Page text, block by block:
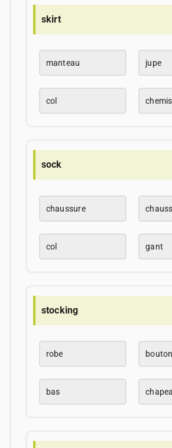
skirt
manteau jupe
col
sock
chaussure
col gant
stocking
robe bouton
bas